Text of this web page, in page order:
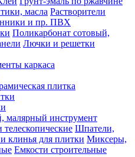
масла Растворители
и пр. ПВХ
Поликарбонат сотовый,
Лючки и решетки
каркаса
плитка
малярный инструмент
Шпатели,
клинья для плитки Миксеры,
Емкости строительные